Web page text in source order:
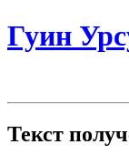
Гуин
Текст